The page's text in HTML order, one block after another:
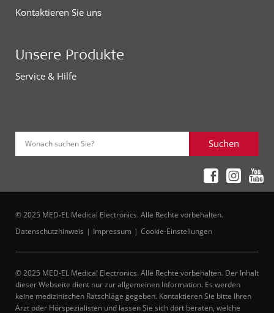
Kontaktieren Sie uns
Unsere Produkte
Service & Hilfe
Wonach suchen Sie? Suchen
© 2025 MED-EL Medical Electronics. Alle Rechte vorbehalten.
Datenschutzhinweis
Impressum Cookie-Einstellungen
© 2025 MED-EL Medical Electronics. Alle Rechte vorbehalten. Der Inhalt
dieser Webseite dient nur zur allgemeinen Information. Es werden
keine medizinischen Ratschläge gegeben. Kontaktieren Sie bitte Ihren
Arzt oder Hörspezialisten und lassen Sie sich dort beraten, welche